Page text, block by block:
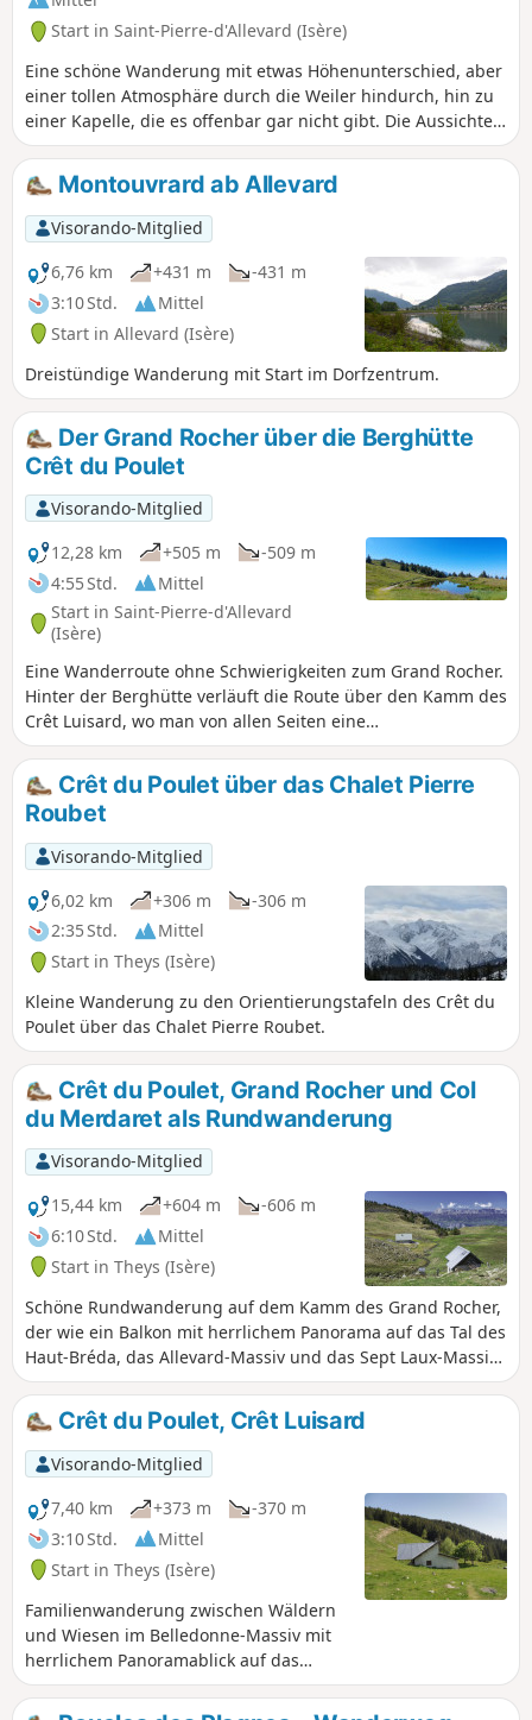
Start in Saint-Pierre-d'Allevard (Isère)
Eine schöne Wanderung mit etwas Höhenunterschied, aber
einer tollen Atmosphäre durch die Weiler hindurch, hin zu
einer Kapelle, die es offenbar gar nicht gibt. Die Aussichten
sind auf jeden Fall schön und die Weiler sind ebenfalls
hübsch. Ein sehr angenehmer Tapetenwechsel.
Montouvrard ab Allevard
Visorando-Mitglied
6,76 km
+431 m
-431 m
3:10 Std.
Mittel
Start in Allevard (Isère)
Dreistündige Wanderung mit Start im Dorfzentrum.
Der Grand Rocher über die Berghütte
Crêt du Poulet
Visorando-Mitglied
12,28 km
+505 m
-509 m
4:55 Std.
Mittel
Start in Saint-Pierre-d'Allevard
(Isère)
Eine Wanderroute ohne Schwierigkeiten zum Grand Rocher.
Hinter der Berghütte verläuft die Route über den Kamm des
Crêt Luisard, wo man von allen Seiten eine
atemberaubende Aussicht hat und vom Gipfel sogar den
Mont Blanc sehen kann.
Crêt du Poulet über das Chalet Pierre
Roubet
Visorando-Mitglied
6,02 km
+306 m
-306 m
2:35 Std.
Mittel
Start in Theys (Isère)
Kleine Wanderung zu den Orientierungstafeln des Crêt du
Poulet über das Chalet Pierre Roubet.
Crêt du Poulet, Grand Rocher und Col
du Merdaret als Rundwanderung
Visorando-Mitglied
15,44 km
+604 m
-606 m
6:10 Std.
Mittel
Start in Theys (Isère)
Schöne Rundwanderung auf dem Kamm des Grand Rocher,
der wie ein Balkon mit herrlichem Panorama auf das Tal des
Haut-Bréda, das Allevard-Massiv und das Sept Laux-Massiv
dient. Einfacher Zugang vom Langlaufzentrum Le Barioz
aus und eine Route ohne Schwierigkeiten, die man im
Frühjahr machen kann, wenn die Gipfel noch
schneebedeckt sind.
Crêt du Poulet, Crêt Luisard
Visorando-Mitglied
7,40 km
+373 m
-370 m
3:10 Std.
Mittel
Start in Theys (Isère)
Familienwanderung zwischen Wäldern
und Wiesen im Belledonne-Massiv mit
herrlichem Panoramablick auf das
Massif de la Grande Chartreuse auf der
einen Seite und die Vanoise und Sept-